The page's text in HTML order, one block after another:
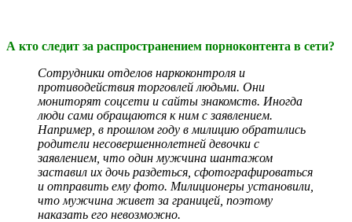
А кто следит за распространением порноконтента в сети?
Сотрудники отделов наркоконтроля и
противодействия торговлей людьми. Они
мониторят соцсети и сайты знакомств. Иногда
люди сами обращаются к ним с заявлением.
Например, в прошлом году в милицию обратились
родители несовершеннолетней девочки с
заявлением, что один мужчина шантажом
заставил их дочь раздеться, сфотографироваться
и отправить ему фото. Милиционеры установили,
что мужчина живет за границей, поэтому
наказать его невозможно.